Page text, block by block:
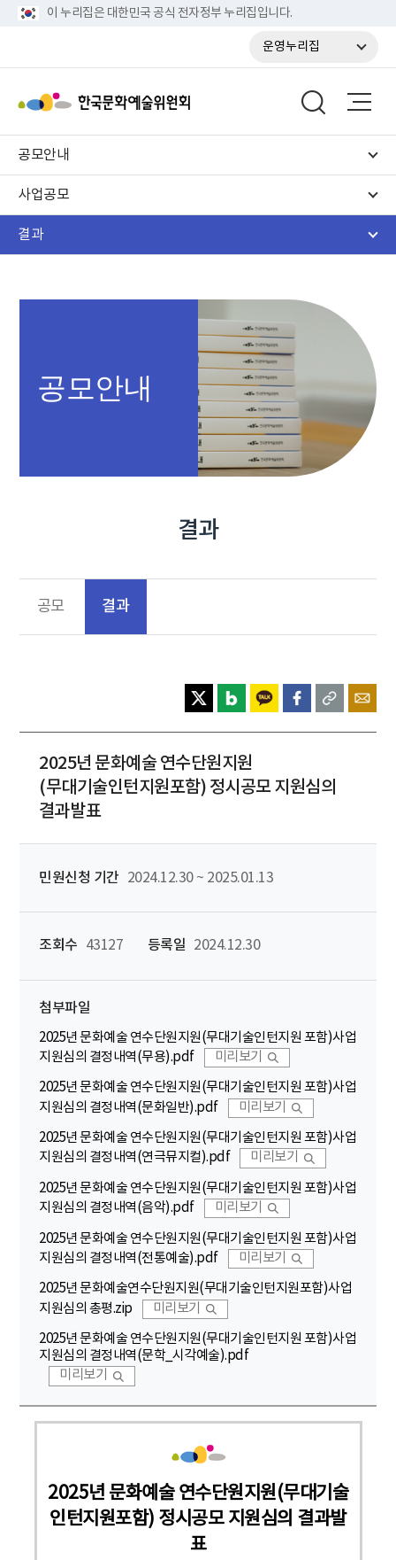
이 누리집은 대한민국 공식 전자정부 누리집입니다.
운영누리집
공모안내
사업공모
결과
공모안내
결과
공모 결과
2025년 문화예술 연수단원지원
(무대기술인턴지원포함) 정시공모 지원심의
결과발표
민원신청 기간 2024.12.30 ~ 2025.01.13
조회수 43127 등록일 2024.12.30
첨부파일
2025년 문화예술 연수단원지원(무대기술인턴지원 포함)사업
지원심의 결정내역(무용).pdf
미리보기
2025년 문화예술 연수단원지원(무대기술인턴지원 포함)사업
지원심의 결정내역(문화일반).pdf
미리보기
2025년 문화예술 연수단원지원(무대기술인턴지원 포함)사업
지원심의 결정내역(연극뮤지컬).pdf
미리보기
2025년 문화예술 연수단원지원(무대기술인턴지원 포함)사업
지원심의 결정내역(음악).pdf
미리보기
2025년 문화예술 연수단원지원(무대기술인턴지원 포함)사업
지원심의 결정내역(전통예술).pdf
미리보기
2025년 문화예술연수단원지원(무대기술인턴지원포함)사업
지원심의 총평.zip
미리보기
2025년 문화예술 연수단원지원(무대기술인턴지원 포함)사업
지원심의 결정내역(문학_시각예술).pdf
미리보기
2025년 문화예술 연수단원지원(무대기술
인턴지원포함) 정시공모 지원심의 결과발
표